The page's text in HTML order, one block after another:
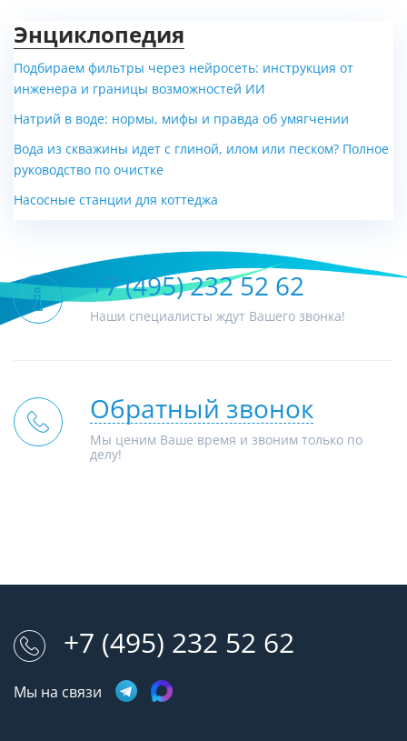
Энциклопедия
Подбираем фильтры через нейросеть: инструкция от
инженера и границы возможностей ИИ
Натрий в воде: нормы, мифы и правда об умягчении
Вода из скважины идет с глиной, илом или песком? Полное
руководство по очистке
Насосные станции для коттеджа
+7 (495) 232 52 62
Наши специалисты ждут Вашего звонка!
Обратный звонок
Мы ценим Ваше время и звоним только по
делу!
+7 (495) 232 52 62
Мы на связи